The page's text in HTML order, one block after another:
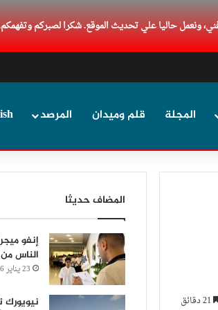
ونعمل حاليا علي تحديث الموقع. شكرا لصبركم
المجلة قلم وميدان المرصد
المضاف حديثا
إنفو
الناس
23 يناير 2026
نيويورك